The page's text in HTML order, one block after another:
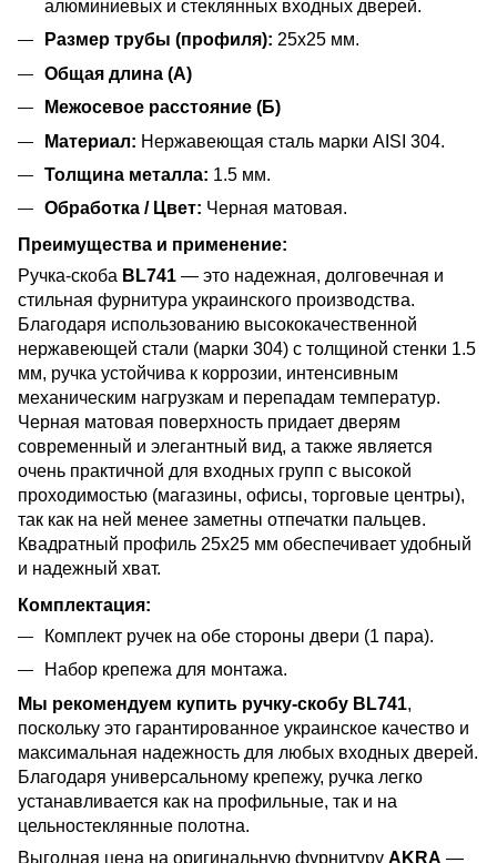
алюминиевых и стеклянных входных дверей.
Размер трубы (профиля): 25x25 мм.
Общая длина (А)
Межосевое расстояние (Б)
Материал: Нержавеющая сталь марки AISI 304.
Толщина металла: 1.5 мм.
Обработка / Цвет: Черная матовая.
Преимущества и применение:
Ручка-скоба BL741 — это надежная, долговечная и
стильная фурнитура украинского производства.
Благодаря использованию высококачественной
нержавеющей стали (марки 304) с толщиной стенки 1.5
мм, ручка устойчива к коррозии, интенсивным
механическим нагрузкам и перепадам температур.
Черная матовая поверхность придает дверям
современный и элегантный вид, а также является
очень практичной для входных групп с высокой
проходимостью (магазины, офисы, торговые центры),
так как на ней менее заметны отпечатки пальцев.
Квадратный профиль 25х25 мм обеспечивает удобный
и надежный хват.
Комплектация:
Комплект ручек на обе стороны двери (1 пара).
Набор крепежа для монтажа.
Мы рекомендуем купить ручку-скобу BL741,
поскольку это гарантированное украинское качество и
максимальная надежность для любых входных дверей.
Благодаря универсальному крепежу, ручка легко
устанавливается как на профильные, так и на
цельностеклянные полотна.
Выгодная цена на оригинальную фурнитуру AKRA —